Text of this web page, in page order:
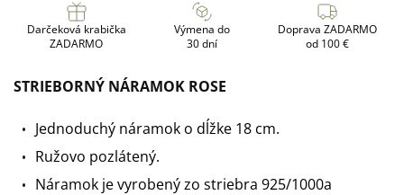
Darčeková krabička
ZADARMO
Výmena do
30 dní
Doprava ZADARMO
od 100 €
STRIEBORNÝ NÁRAMOK ROSE
Jednoduchý náramok o dĺžke 18 cm.
Ružovo pozlátený.
Náramok je vyrobený zo striebra 925/1000a